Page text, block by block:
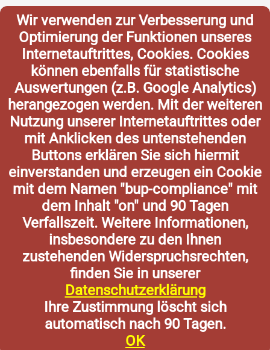
Wir verwenden zur Verbesserung und
Optimierung der Funktionen unseres
Internetauftrittes, Cookies. Cookies
können ebenfalls für statistische
Auswertungen (z.B. Google Analytics)
herangezogen werden. Mit der weiteren
Nutzung unserer Internetauftrittes oder
mit Anklicken des untenstehenden
Buttons erklären Sie sich hiermit
einverstanden und erzeugen ein Cookie
mit dem Namen "bup-compliance" mit
dem Inhalt "on" und 90 Tagen
Verfallszeit. Weitere Informationen,
insbesondere zu den Ihnen
zustehenden Widerspruchsrechten,
finden Sie in unserer
Datenschutzerklärung
Ihre Zustimmung löscht sich
automatisch nach 90 Tagen.
OK